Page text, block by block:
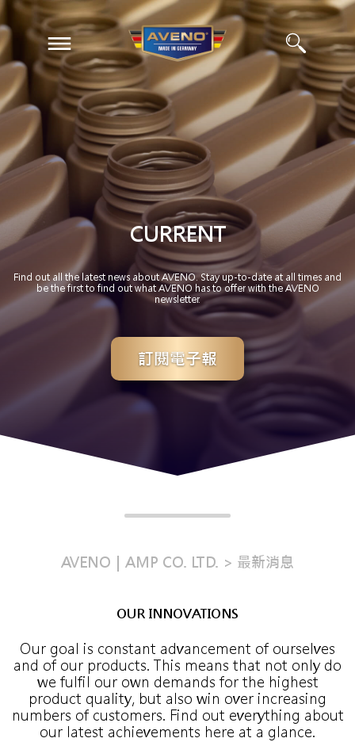
EN ZH
CURRENT
Find out all the latest news about AVENO. Stay up-to-date at all times and
be the first to find out what AVENO has to offer with the AVENO
newsletter.
訂閱電子報
AVENO｜AMP CO. LTD. 最新消息
OUR INNOVATIONS
Our goal is constant advancement of ourselves
and of our products. This means that not only do
we fulfil our own demands for the highest
product quality, but also win over increasing
numbers of customers. Find out everything about
our latest achievements here at a glance.